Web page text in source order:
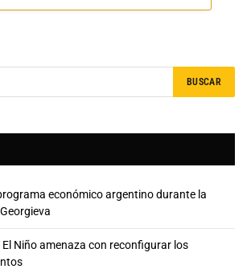
económico argentino durante la
El Niño amenaza con reconfigurar los